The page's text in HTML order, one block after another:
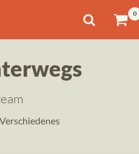
Verschiedenes